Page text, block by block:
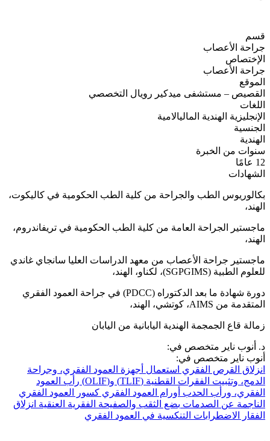
قسم
جراحة الأعصاب
الإختصاص
جراحة الأعصاب
الموقع
القصيص – مستشفى ميدكير رويال التخصصي
اللغات
الإنجليزية الهندية الماليالامية
الجنسية
الهندية
سنوات من الخبرة
12 عامًا
الشهادات
بكالوريوس الطب والجراحة من كلية الطب الحكومية في كاليكوت،
الهند،
ماجستير الجراحة العامة من كلية الطب الحكومية في تريفاندروم،
الهند،
ماجستير جراحة الأعصاب من معهد الدراسات العليا سانجاي غاندي
للعلوم الطبية (SGPGIMS)، لكناو، الهند،
دورة شهادة ما بعد الدكتوراه (PDCC) في جراحة العمود الفقري
المتقدمة من AIMS، كوتشي، الهند،
زمالة قاع الجمجمة الهندية اليابانية من اليابان
د. أنوب ناير متخصص في:
أنوب ناير متخصص في:
انزلاق القرص الفقري استعمال أجهزة العمود الفقري، وجراحة
الدمج، وتثبيت الفقرات القطنية (TLIF) و(OLIF)
رأب العمود
الفقري، ورأب الحدب أورام العمود الفقري كسور العمود الفقري
الناجمة عن الصدمات بضع الثقب والصفيحة الفقرية العنقية انزلاق
الفقار
الاضطرابات التنكسية في العمود الفقري